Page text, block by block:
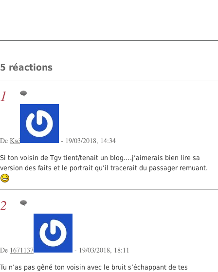
5 réactions
1
De Ksé - 19/03/2018, 14:34
Si ton voisin de Tgv tient/tenait un blog….j’aimerais bien lire sa
version des faits et le portrait qu’il tracerait du passager remuant.
2
De 1671137 - 19/03/2018, 18:11
Tu n’as pas gêné ton voisin avec le bruit s’échappant de tes